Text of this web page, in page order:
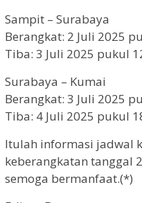
Sampit – Surabaya
Berangkat: 2 Juli 2025
Tiba: 3 Juli 2025 pukul
Surabaya – Kumai
Berangkat: 3 Juli 2025
Tiba: 4 Juli 2025 pukul
Itulah informasi jadwal
keberangkatan tanggal
semoga bermanfaat.(*)